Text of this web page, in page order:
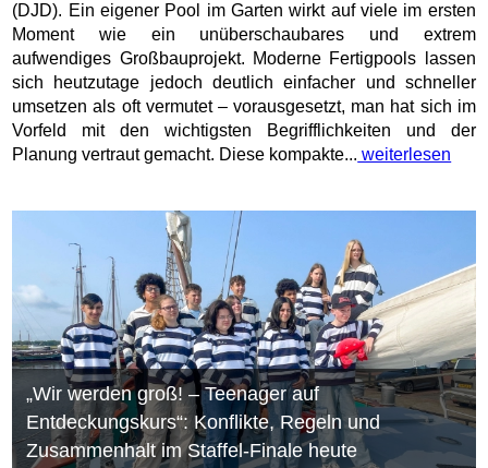
(DJD). Ein eigener Pool im Garten wirkt auf viele im ersten
Moment wie ein unüberschaubares und extrem
aufwendiges Großbauprojekt. Moderne Fertigpools lassen
sich heutzutage jedoch deutlich einfacher und schneller
umsetzen als oft vermutet – vorausgesetzt, man hat sich im
Vorfeld mit den wichtigsten Begrifflichkeiten und der
Planung vertraut gemacht. Diese kompakte... weiterlesen
„Wir werden groß! – Teenager auf
Entdeckungskurs“: Konflikte, Regeln und
Zusammenhalt im Staffel-Finale heute